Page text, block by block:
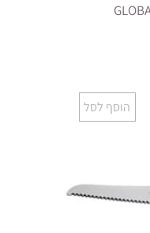
הוסף לסל